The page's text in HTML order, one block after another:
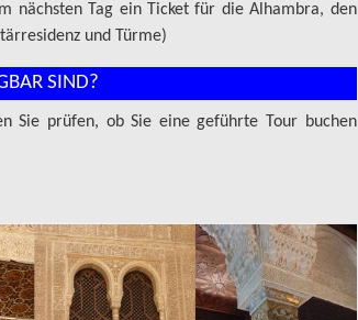
nächsten Tag ein Ticket für die Alhambra, den
und Türme)
SIND?
Sie prüfen, ob Sie eine geführte Tour buchen